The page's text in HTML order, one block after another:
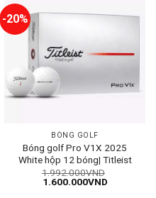
-20%
BÓNG GOLF
Bóng golf Pro V1X 2025
White hộp 12 bóng| Titleist
1.992.000VND
Giá
1.600.000VNDGiá